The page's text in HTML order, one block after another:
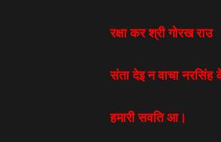
रक्षा कर श्री गोरख राउ
संता देइ न वाचा नरसिंह
हमारी सवति आ।